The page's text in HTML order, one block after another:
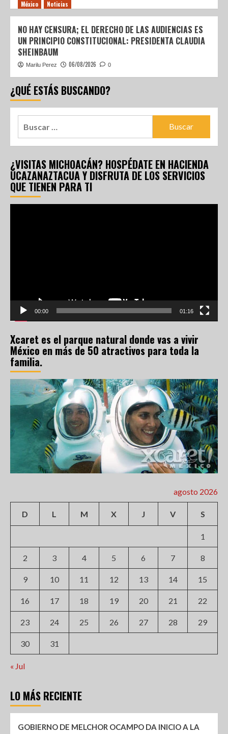
México Noticias
NO HAY CENSURA; EL DERECHO DE LAS AUDIENCIAS ES
UN PRINCIPIO CONSTITUCIONAL: PRESIDENTA CLAUDIA
SHEINBAUM
Marilu Perez 06/08/2026 0
¿QUÉ ESTÁS BUSCANDO?
¿VISITAS MICHOACÁN? HOSPÉDATE EN HACIENDA
UCAZANAZTACUA Y DISFRUTA DE LOS SERVICIOS
QUE TIENEN PARA TI
00:00 01:16
Xcaret es el parque natural donde vas a vivir
México en más de 50 atractivos para toda la
familia.
agosto 2026
D L M X J V S
1
2 3 4 5 6 7 8
9 10 11 12 13 14 15
16 17 18 19 20 21 22
23 24 25 26 27 28 29
30 31
« Jul
LO MÁS RECIENTE
GOBIERNO DE MELCHOR OCAMPO DA INICIO A LA